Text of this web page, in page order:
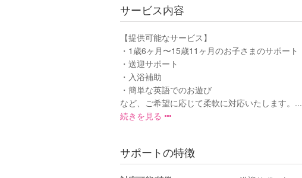
サービス内容
【提供可能なサービス】
・1歳6ヶ月〜15歳11ヶ月のお子さまのサポート
・送迎サポート
・入浴補助
・簡単な英語でのお遊び
など、ご希望に応じて柔軟に対応いたします。...
続きを見る
サポートの特徴